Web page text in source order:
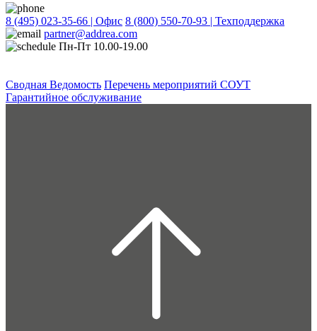
8 (495) 023-35-66 | Офис 8 (800) 550-70-93 | Техподдержка
partner@addrea.com
Пн-Пт 10.00-19.00
Сводная Ведомость Перечень мероприятий СОУТ
Гарантийное обслуживание